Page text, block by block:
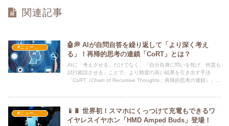
関連記事
🤖💭 AIが自問自答を繰り返して「より深く考え
る」！再帰的思考の連鎖「CoRT」とは？
AIに「考えさせる」だけでなく、「自分自身に問いを投げ、何度も
試行錯誤させる」ことで、より精度の高い結果を引き出す手法
「CoRT（Chain of Recursive Thoughts：再帰的思考の連鎖）」が
📱🔋 世界初！スマホにくっつけて充電もできるワ
イヤレスイヤホン「HMD Amped Buds」登場！